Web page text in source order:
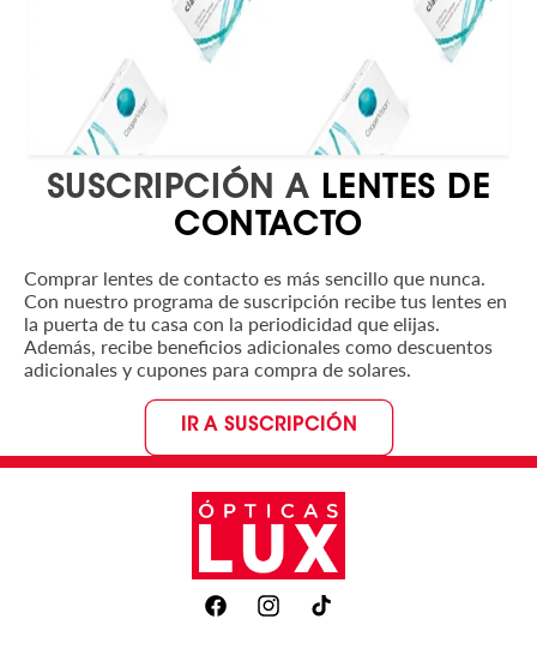
SUSCRIPCIÓN A LENTES DE
CONTACTO
Comprar lentes de contacto es más sencillo que nunca.
Con nuestro programa de suscripción recibe tus lentes en
la puerta de tu casa con la periodicidad que elijas.
Además, recibe beneficios adicionales como descuentos
adicionales y cupones para compra de solares.
IR A SUSCRIPCIÓN
FacebookInstagramTikTok